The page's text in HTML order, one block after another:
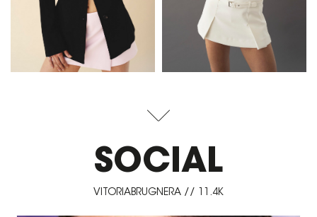
SOCIAL
VITORIABRUGNERA // 11.4K